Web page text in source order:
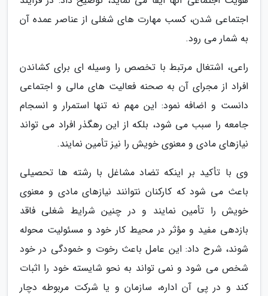
اجتماعی شدن، کسب مهارت های شغلی از عناصر عمده آن
به شمار می رود.
راعی، اشتغال مرتبط با تخصص را وسیله ای برای کشاندن
افراد از مجرای آن به صحنه فعالیت های مالی و اجتماعی
دانست و اضافه نمود: این مهم نه تنها استمرار و انسجام
جامعه را سبب می شود، بلکه از این رهگذر افراد می تواند
نیازهای مادی و معنوی خویش را نیز تأمین نمایند.
وی با تأکید بر اینکه تضاد مشاغل با رشته ها تحصیلی
باعث می شود که کارکنان نتوانند نیازهای مادی و معنوی
خویش را تأمین نمایند و در چنین شرایط شغلی فاقد
بازدهی مفید و مؤثر در محیط کار خود و مسئولیت محوله
شوند، شرح داد: این عامل باعث رخوت و خمودگی در خود
شخص می شود و نمی تواند به نحو شایسته خود را اثبات
کند و در پی آن اداره، سازمان و یا شرکت مربوطه دچار